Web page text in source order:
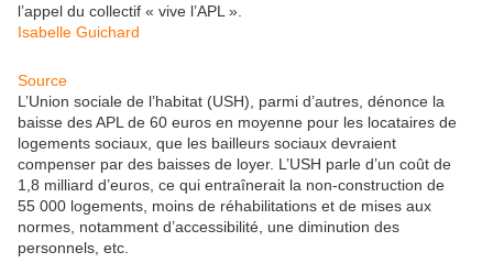
l’appel du collectif « vive l’APL ».
Isabelle Guichard
Source
L’Union sociale de l’habitat (USH), parmi d’autres, dénonce la
baisse des APL de 60 euros en moyenne pour les locataires de
logements sociaux, que les bailleurs sociaux devraient
compenser par des baisses de loyer. L’USH parle d’un coût de
1,8 milliard d’euros, ce qui entraînerait la non-construction de
55 000 logements, moins de réhabilitations et de mises aux
normes, notamment d’accessibilité, une diminution des
personnels, etc.